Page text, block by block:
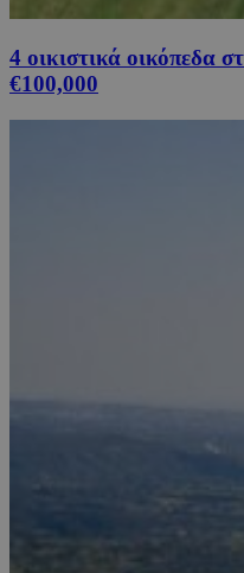
4 οικιστικά οικόπεδα
€100,000